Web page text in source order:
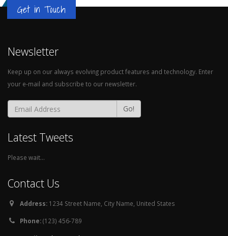
Get in Touch
Newsletter
Keep up on our always evolving product features and technology. Enter
your e-mail and subscribe to our newsletter.
Go!
Latest Tweets
Please wait...
Contact Us
Address: 1234 Street Name, City Name, United States
Phone:(123) 456-789